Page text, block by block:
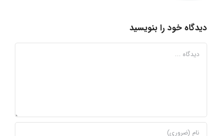
دیدگاه خود را بنویسید
دیدگاه